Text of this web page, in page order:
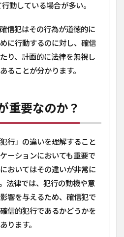
動している場合が多い。
信犯はその行為が道徳的に
に行動するのに対し、確信
り、計画的に法律を無視し
ることが分かります。
重要なのか？
行」の違いを理解すること
ーションにおいても重要で
おいてはその違いが非常に
法律では、犯行の動機や意
響を与えるため、確信犯で
信的犯行であるかどうかを
ります。